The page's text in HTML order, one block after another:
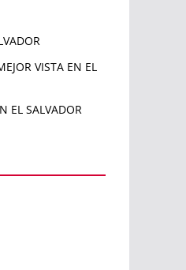
VISTA EN EL
EL SALVADOR